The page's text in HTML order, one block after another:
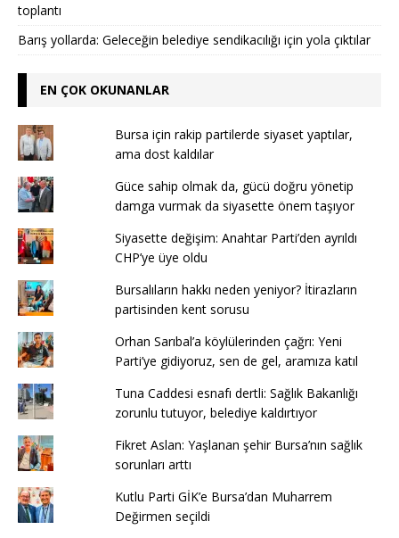
toplantı
Barış yollarda: Geleceğin belediye sendikacılığı için yola çıktılar
EN ÇOK OKUNANLAR
Bursa için rakip partilerde siyaset yaptılar,
ama dost kaldılar
Güce sahip olmak da, gücü doğru yönetip
damga vurmak da siyasette önem taşıyor
Siyasette değişim: Anahtar Parti’den ayrıldı
CHP’ye üye oldu
Bursalıların hakkı neden yeniyor? İtirazların
partisinden kent sorusu
Orhan Sarıbal’a köylülerinden çağrı: Yeni
Parti’ye gidiyoruz, sen de gel, aramıza katıl
Tuna Caddesi esnafı dertli: Sağlık Bakanlığı
zorunlu tutuyor, belediye kaldırtıyor
Fikret Aslan: Yaşlanan şehir Bursa’nın sağlık
sorunları arttı
Kutlu Parti GİK’e Bursa’dan Muharrem
Değirmen seçildi